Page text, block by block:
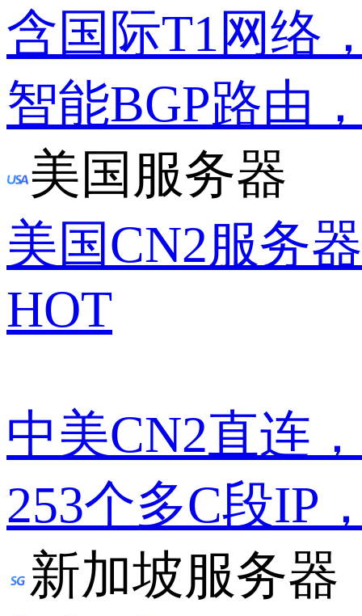
含国际T1网络
智能BGP路由
美国服务器
美国CN2服务器
HOT
中美CN2直连
253个多C段IP
新加坡服务器